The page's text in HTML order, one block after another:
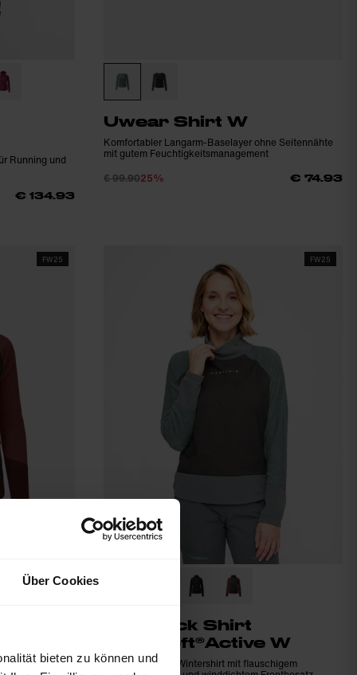
Über Cookies
bieten zu können und
Running und
€ 134.93
Uwear Shirt W
Komfortabler Langarm-Baselayer ohne Seitennähte
mit gutem Feuchtigkeitsmanagement
€ 99.9025% € 74.93
FW25
Active und
FW25
Wildtrack Shirt
Primaloft®Active W
Warmes Damen-Wintershirt mit flauschigem